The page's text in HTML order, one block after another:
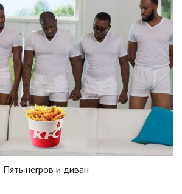
Пять негров и диван